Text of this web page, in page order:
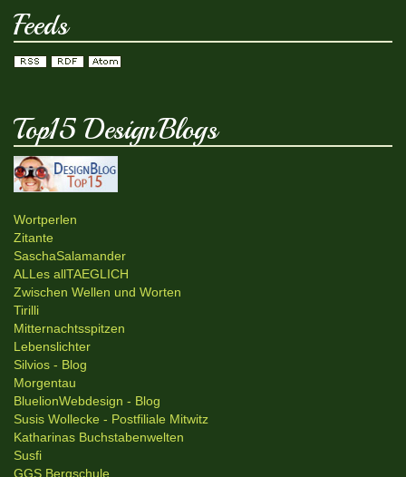
Feeds
Top15 DesignBlogs
Wortperlen
Zitante
SaschaSalamander
ALLes allTAEGLICH
Zwischen Wellen und Worten
Tirilli
Mitternachtsspitzen
Lebenslichter
Silvios - Blog
Morgentau
BluelionWebdesign - Blog
Susis Wollecke - Postfiliale Mitwitz
Katharinas Buchstabenwelten
Susfi
GGS Bergschule